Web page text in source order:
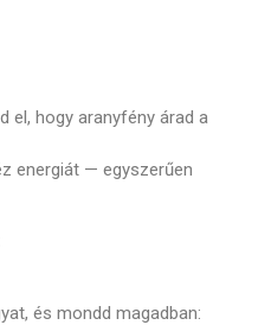
el, hogy aranyfény árad a
energiát — egyszerűen
és mondd magadban: